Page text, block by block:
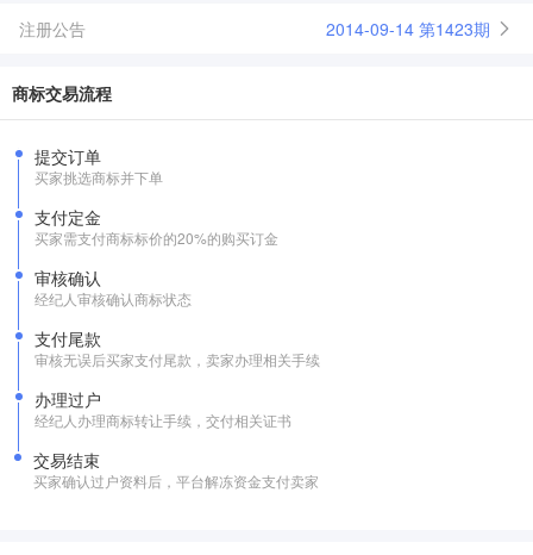
注册公告 2014-09-14 第1423期
商标交易流程
提交订单
买家挑选商标并下单
支付定金
买家需支付商标标价的20%的购买订金
审核确认
经纪人审核确认商标状态
支付尾款
审核无误后买家支付尾款，卖家办理相关手续
办理过户
经纪人办理商标转让手续，交付相关证书
交易结束
买家确认过户资料后，平台解冻资金支付卖家